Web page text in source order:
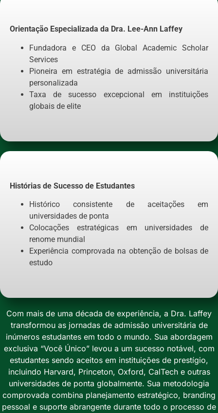
Orientação Especializada da Dra. Lee-Ann Laffey
Fundadora e CEO da Global Academic Scholar
Services
Pioneira em estratégia de admissão universitária
personalizada
Taxa de sucesso excepcional em instituições
globais de elite
Histórias de Sucesso de Estudantes
Histórico consistente de aceitações em
universidades de ponta
Colocações estratégicas em universidades de
renome mundial
Experiência comprovada na obtenção de bolsas de
estudo
Com mais de uma década de experiência, a Dra. Laffey
transformou as jornadas de admissão universitária de
inúmeros estudantes em todo o mundo. Sua abordagem
exclusiva “Você Único” levou a um sucesso notável, com
estudantes sendo aceitos em instituições de prestígio,
incluindo Harvard, Princeton, Oxford, CalTech e outras
universidades de ponta globalmente. Sua metodologia
comprovada combina planejamento estratégico, branding
pessoal e suporte abrangente durante todo o processo de